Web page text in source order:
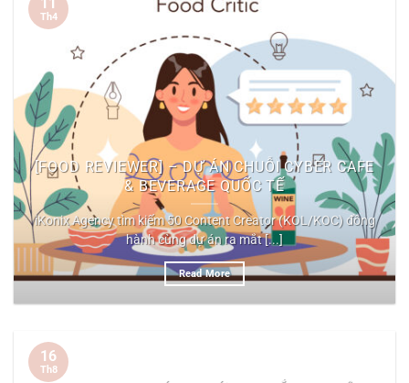
[FOOD REVIEWER] – DỰ ÁN CHUỖI CYBER CAFE
& BEVERAGE QUỐC TẾ
iKonix Agency tìm kiếm 50 Content Creator (KOL/KOC) đồng
hành cùng dự án ra mắt [...]
Read More
Th4
16
Th8